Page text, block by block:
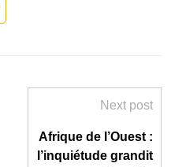
Next post
Afrique de l’Ouest :
l’inquiétude grandit